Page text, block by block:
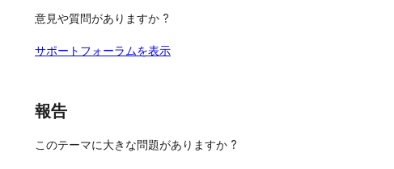
意見や質問がありますか ?
サポートフォーラムを表示
報告
このテーマに大きな問題がありますか ?